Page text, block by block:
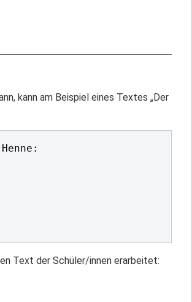
kann am Beispiel eines Textes „Der
Text der Schüler/innen erarbeitet: